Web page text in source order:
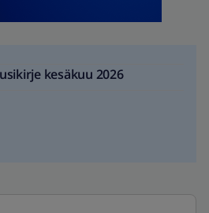
kesäkuu 2026